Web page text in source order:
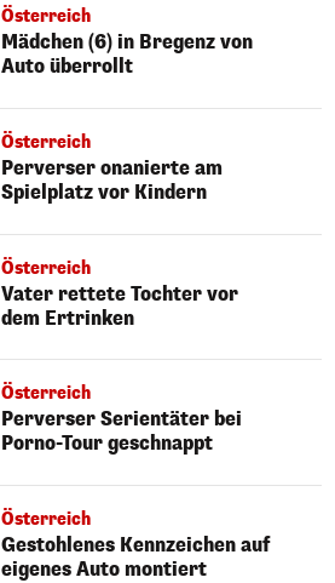
Österreich
Mädchen (6) in Bregenz von
Auto überrollt
Österreich
Perverser onanierte am
Spielplatz vor Kindern
Österreich
Vater rettete Tochter vor
dem Ertrinken
Österreich
Perverser Serientäter bei
Porno-Tour geschnappt
Österreich
Gestohlenes Kennzeichen auf
eigenes Auto montiert